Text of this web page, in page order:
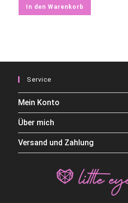
In den Warenkorb
Service
Mein Konto
Über mich
Versand und Zahlung